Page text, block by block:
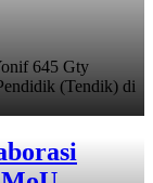
645 Gty
(Tendik) di